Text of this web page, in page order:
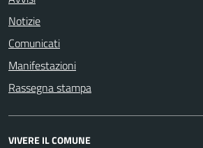
Notizie
Comunicati
Manifestazioni
Rassegna stampa
VIVERE IL COMUNE